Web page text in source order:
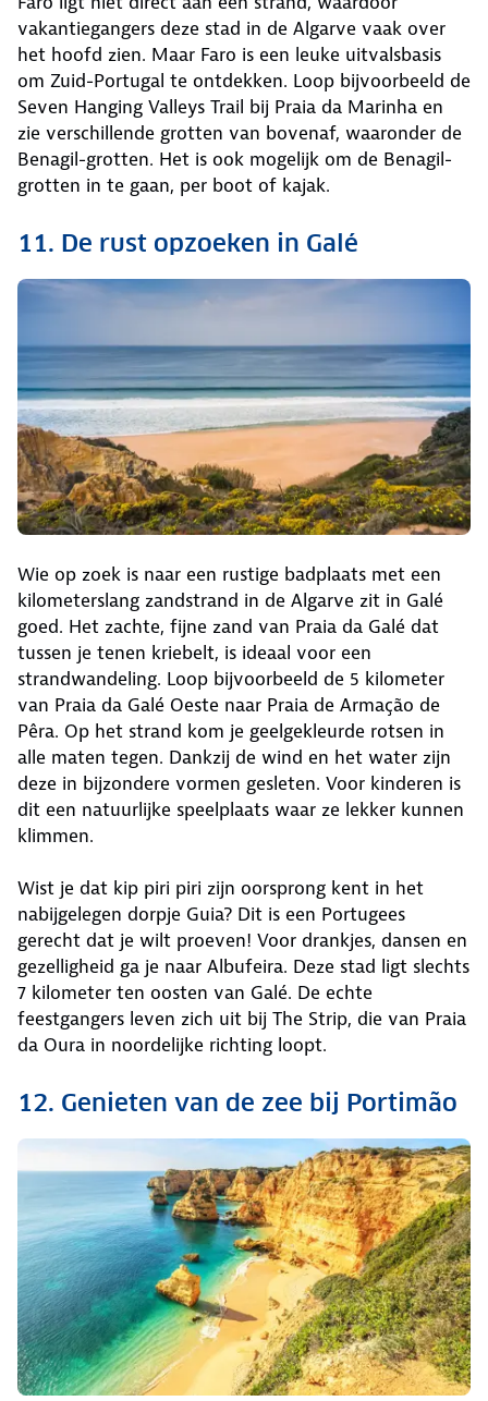
vakantiegangers deze stad in de Algarve vaak over
het hoofd zien. Maar Faro is een leuke uitvalsbasis
om Zuid-Portugal te ontdekken. Loop bijvoorbeeld de
Seven Hanging Valleys Trail bij Praia da Marinha en
zie verschillende grotten van bovenaf, waaronder de
Benagil-grotten. Het is ook mogelijk om de Benagil-
grotten in te gaan, per boot of kajak.
11. De rust opzoeken in Galé
Wie op zoek is naar een rustige badplaats met een
kilometerslang zandstrand in de Algarve zit in Galé
goed. Het zachte, fijne zand van Praia da Galé dat
tussen je tenen kriebelt, is ideaal voor een
strandwandeling. Loop bijvoorbeeld de 5 kilometer
van Praia da Galé Oeste naar Praia de Armação de
Pêra. Op het strand kom je geelgekleurde rotsen in
alle maten tegen. Dankzij de wind en het water zijn
deze in bijzondere vormen gesleten. Voor kinderen is
dit een natuurlijke speelplaats waar ze lekker kunnen
klimmen.
Wist je dat kip piri piri zijn oorsprong kent in het
nabijgelegen dorpje Guia? Dit is een Portugees
gerecht dat je wilt proeven! Voor drankjes, dansen en
gezelligheid ga je naar Albufeira. Deze stad ligt slechts
7 kilometer ten oosten van Galé. De echte
feestgangers leven zich uit bij The Strip, die van Praia
da Oura in noordelijke richting loopt.
12. Genieten van de zee bij Portimão